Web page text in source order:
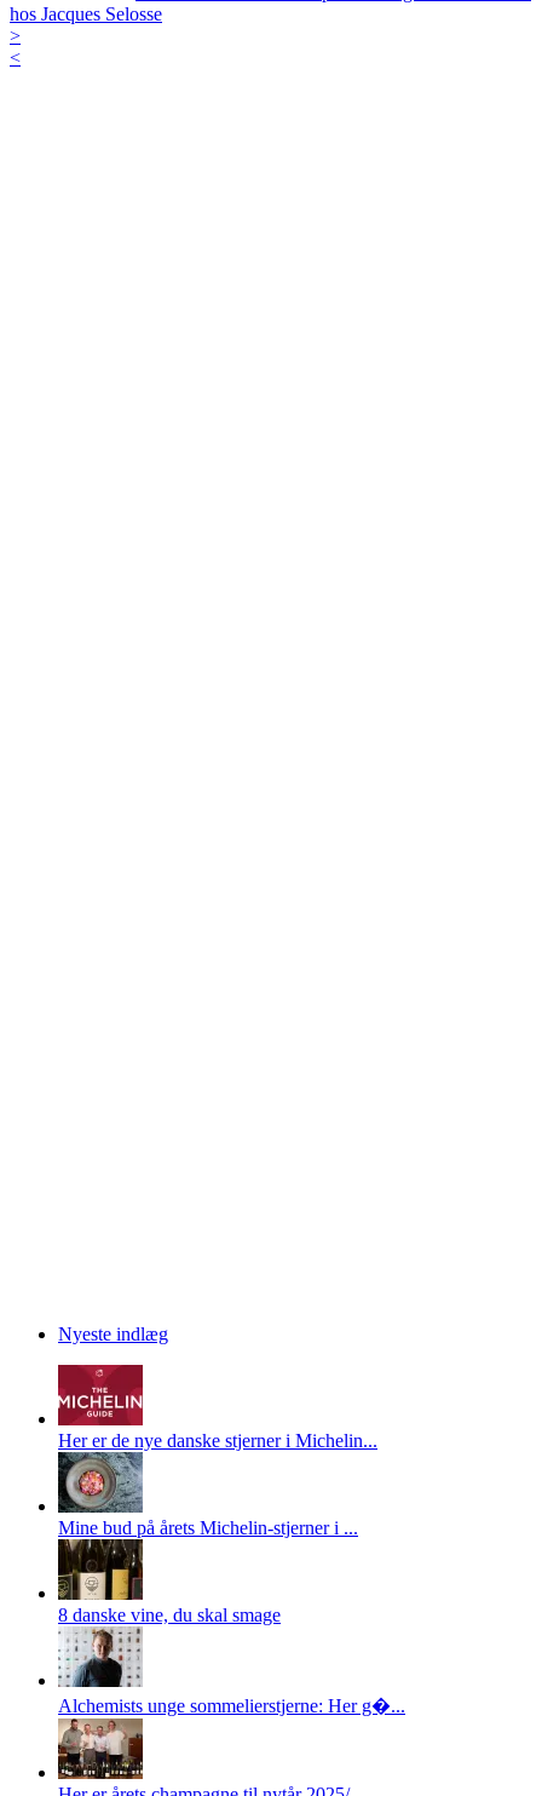
hos Jacques Selosse
>
<
Nyeste indlæg
Her er de nye danske stjerner i Michelin...
Mine bud på årets Michelin-stjerner i ...
8 danske vine, du skal smage
Alchemists unge sommelierstjerne: Her g�...